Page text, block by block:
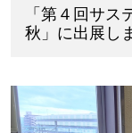
「第４回サ
秋」に出展し